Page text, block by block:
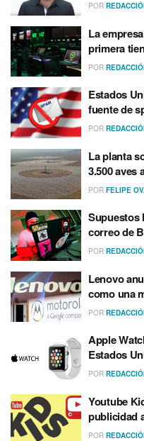
POR
La
primera
POR
Estados
fuente de
POR
La planta
3.500 aves
POR FELIPE
Supuestos
correo de
POR
Lenovo
como una
POR
Apple
Estados
POR
Youtube
publicidad
POR